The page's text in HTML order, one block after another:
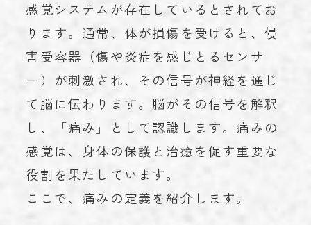
感覚システムが存在しているとされてお
ります。通常、体が損傷を受けると、侵
害受容器（傷や炎症を感じとるセンサ
ー）が刺激され、その信号が神経を通じ
て脳に伝わります。脳がその信号を解釈
し、「痛み」として認識します。痛みの
感覚は、身体の保護と治癒を促す重要な
役割を果たしています。
ここで、痛みの定義を紹介します。